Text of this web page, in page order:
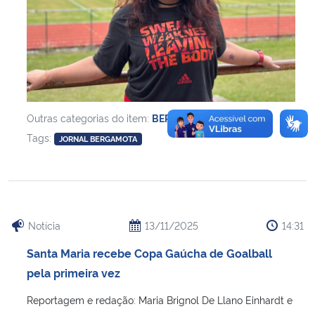
Outras categorias do item: BERGAMOTA,
Tags:
JORNAL BERGAMOTA
Notícia 13/11/2025 14:31
Santa Maria recebe Copa Gaúcha de Goalball
pela primeira vez
Reportagem e redação: Maria Brignol De Llano Einhardt e